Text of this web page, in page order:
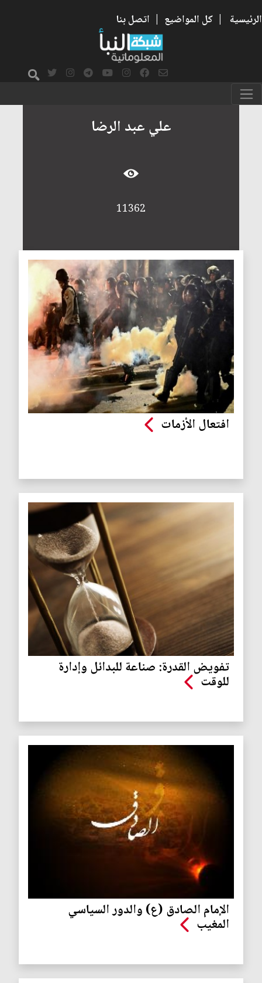
الرئيسية | كل المواضيع | اتصل بنا
علي عبد الرضا
11362
افتعال الأزمات
تفويض القدرة: صناعة للبدائل وإدارة
للوقت
الإمام الصادق (ع) والدور السياسي
المغيب